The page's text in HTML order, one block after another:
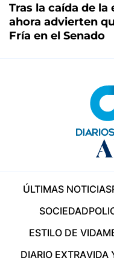
Tras la caída de
ahora advierten
Fría en el Senado
ÚLTIMAS NOTICIAS
SOCIEDAD
ESTILO DE VIDA
DIARIO EXTRAVIDA